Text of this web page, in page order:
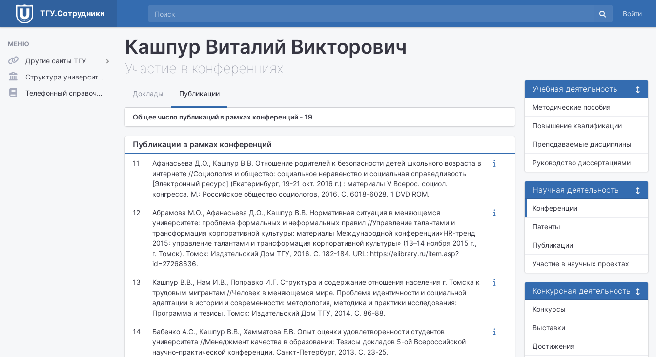
ТГУ.Сотрудники Войти
МЕНЮ
Другие сайты ТГУ
ТГУ.Аккаунты
ТГУ.Расписание
Структура университета
Телефонный справочник
Кашпур Виталий Викторович
Участие в конференциях
Доклады Публикации
Общее число публикаций в рамках конференций - 19
Публикации в рамках конференций
11
Афанасьева Д.О., Кашпур В.В. Отношение родителей к безопасности детей школьного возраста в
интернете //Социология и общество: социальное неравенство и социальная справедливость
[Электронный ресурс] (Екатеринбург, 19-21 окт. 2016 г.) : материалы V Всерос. социол.
конгресса. М.: Российское общество социологов, 2016. С. 6018-6028. 1 DVD ROM.
12
Абрамова М.О., Афанасьева Д.О., Кашпур В.В. Нормативная ситуация в меняющемся
университете: проблема формальных и неформальных правил //Управление талантами и
трансформация корпоративной культуры: материалы Международной конференции«HR-тренд
2015: управление талантами и трансформация корпоративной культуры» (13–14 ноября 2015 г.,
г. Томск). Томск: Издательский Дом ТГУ, 2016. С. 182-184. URL: https://elibrary.ru/item.asp?
id=27268636.
13
Кашпур В.В., Нам И.В., Поправко И.Г. Структура и содержание отношения населения г. Томска к
трудовым мигрантам //Человек в меняющемся мире. Проблема идентичности и социальной
адаптации в истории и современности: методология, методика и практики исследования:
Программа и тезисы. Томск: Издательский Дом ТГУ, 2014. С. 86-88.
14
Бабенко А.С., Кашпур В.В., Хамматова Е.В. Опыт оценки удовлетворенности студентов
университета //Менеджмент качества в образовании: Тезисы докладов 5-ой Всероссийской
научно-практической конференции. Санкт-Петербург, 2013. С. 23-25.
Учебная деятельность
Методические пособия
Повышение квалификации
Преподаваемые дисциплины
Руководство диссертациями
Научная деятельность
Конференции
Патенты
Публикации
Участие в научных проектах
Конкурсная деятельность
Конкурсы
Выставки
Достижения